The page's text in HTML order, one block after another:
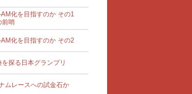
AM化を目指すのか その1
前哨
AM化を目指すのか その2
探る日本グランプリ
ムレースへの試金石か